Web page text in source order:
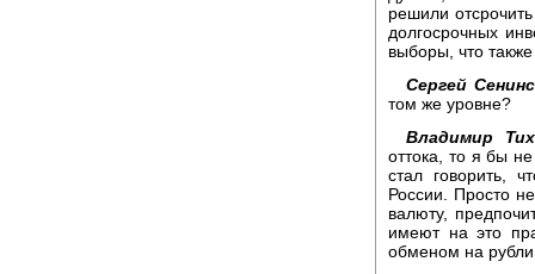
решили
долгосрочных
выборы, что
Сергей
том же уровне?
Владимир
оттока, то я бы
стал говорить,
России. Просто
валюту,
имеют на это
обменом на